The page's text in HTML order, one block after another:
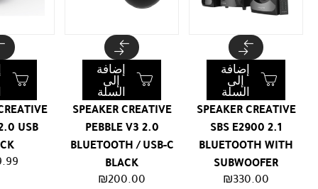
SPEAKER CREATIVE
SBS E2900 2.1
BLUETOOTH WITH
SUBWOOFER
₪330.00
إضافة
إلى
السلة
SPEAKER CREATIVE
PEBBLE V3 2.0
BLUETOOTH / USB-C
BLACK
₪200.00
إضافة
إلى
السلة
USB